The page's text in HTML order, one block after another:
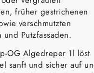
früher gestrichenen
verschmutzten
und Putzfassaden.
OG Algedreper 1l löst
sanft und sicher auf